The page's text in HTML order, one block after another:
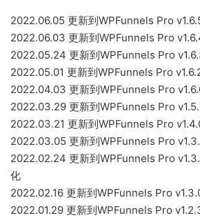
2022.06.05 更新到WPFunnels Pro
2022.06.03 更新到WPFunnels Pro
2022.05.24 更新到WPFunnels Pro
2022.05.01 更新到WPFunnels Pro
2022.04.03 更新到WPFunnels Pro
2022.03.29 更新到WPFunnels Pro
2022.03.21 更新到WPFunnels Pro
2022.03.05 更新到WPFunnels Pro
2022.02.24 更新到WPFunnels Pro
化
2022.02.16 更新到WPFunnels Pro
2022.01.29 更新到WPFunnels Pro